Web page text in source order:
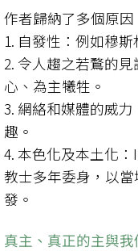
作者歸納了多個原因
1. 自發性：例如穆
2. 令人趨之若鶩的
心、為主犧牲。
3. 網絡和媒體的威
趣。
4. 本色化及本土化
教士多年委身，以
發。
真主、真正的主與